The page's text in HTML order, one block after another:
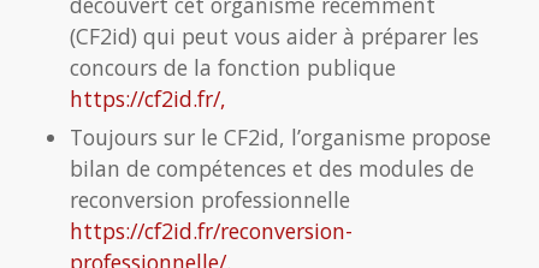
(CF2id) qui peut vous aider à préparer les
concours de la fonction publique
https://cf2id.fr/,
Toujours sur le CF2id, l’organisme propose
bilan de compétences et des modules de
reconversion professionnelle
https://cf2id.fr/reconversion-
professionnelle/.